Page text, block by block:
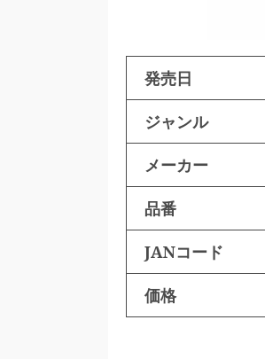
発売日
ジャンル
メーカー
品番
JANコード
価格